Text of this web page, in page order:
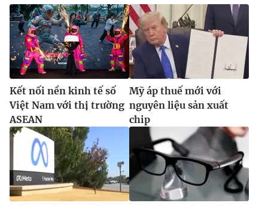
Kết nối nền kinh tế số
Việt Nam với thị trường
ASEAN
Mỹ áp thuế mới với
nguyên liệu sản xuất
chip